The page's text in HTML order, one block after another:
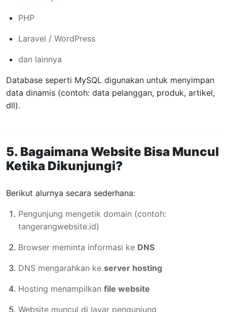
PHP
Laravel / WordPress
dan lainnya
Database seperti MySQL digunakan untuk menyimpan
data dinamis (contoh: data pelanggan, produk, artikel,
dll).
5. Bagaimana Website Bisa Muncul
Ketika Dikunjungi?
Berikut alurnya secara sederhana:
Pengunjung mengetik domain (contoh:
tangerangwebsite.id)
Browser meminta informasi ke DNS
DNS mengarahkan ke server hosting
Hosting menampilkan file website
Website muncul di layar pengunjung